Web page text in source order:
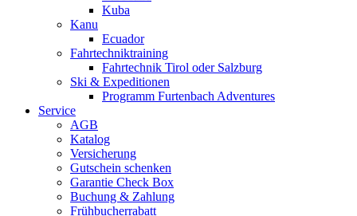
Kuba
Kanu
Ecuador
Fahrtechniktraining
Fahrtechnik Tirol oder Salzburg
Ski & Expeditionen
Programm Furtenbach Adventures
Service
AGB
Katalog
Versicherung
Gutschein schenken
Garantie Check Box
Buchung & Zahlung
Frühbucherrabatt